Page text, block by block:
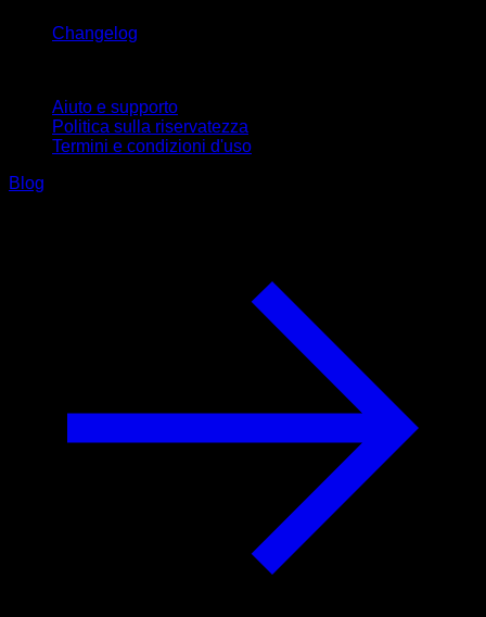
Changelog
Aiuto e supporto
Politica sulla riservatezza
Termini e condizioni d'uso
Blog